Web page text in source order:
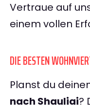
Vertraue auf
einem vollen
DIE BESTEN
Planst du
nach Shauliai?